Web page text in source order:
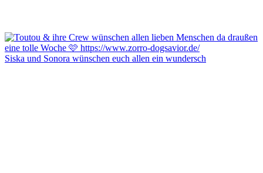
Siska und Sonora wünschen euch allen ein wundersch